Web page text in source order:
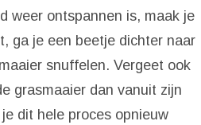
weer ontspannen is, maak je
ga je een beetje dichter naar
snuffelen. Vergeet ook
grasmaaier dan vanuit zijn
dit hele proces opnieuw